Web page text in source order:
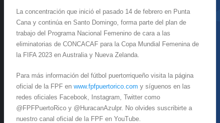
La concentración que inició el pasado 14 de febrero en Punta
Cana y continúa en Santo Domingo, forma parte del plan de
trabajo del Programa Nacional Femenino de cara a las
eliminatorias de CONCACAF para la Copa Mundial Femenina de
la FIFA 2023 en Australia y Nueva Zelanda.
Para más información del fútbol puertorriqueño visita la página
oficial de la FPF en www.fpfpuertorico.com y síguenos en las
redes oficiales Facebook, Instagram, Twitter como
@FPFPuertoRico y @HuracanAzulpr. No olvides suscribirte a
nuestro canal oficial de la FPF en YouTube.